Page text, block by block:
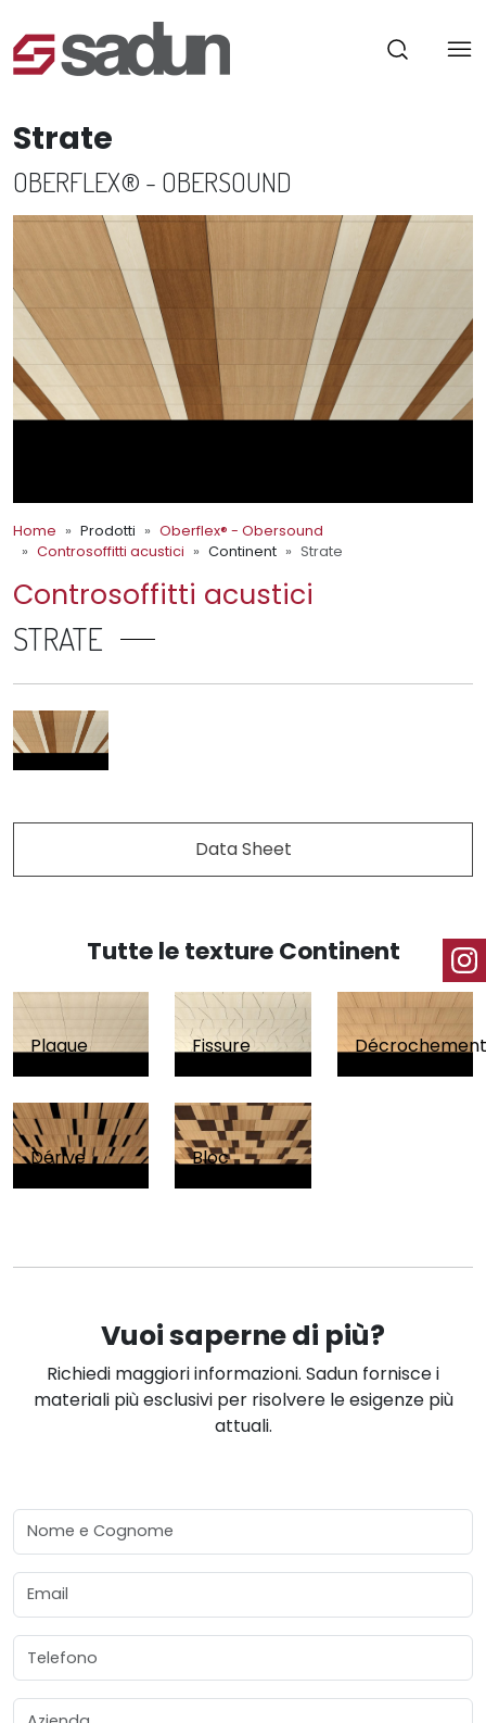
Strate
OBERFLEX® - OBERSOUND
Home Prodotti
Oberflex® - Obersound
Controsoffitti acustici
Continent Strate
Controsoffitti acustici
STRATE
Data Sheet
Tutte le texture Continent
Plaque Fissure Décrochement
Dérive Bloc
Vuoi saperne di più?
Richiedi maggiori informazioni. Sadun fornisce i
materiali più esclusivi per risolvere le esigenze più
attuali.
Nome e Cognome
Email
Telefono
Azienda